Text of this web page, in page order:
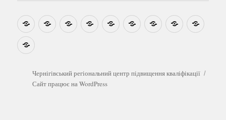
НовиниНавчально-
методичні
Ми
на
Звіти Про
центр
План
графік
Розумовські
зустрічі
Реєстрація
Які
безоплатні
можна
пройти
у
Чернігівський регіональний центр підвищення кваліфікації
Сайт працює на WordPress